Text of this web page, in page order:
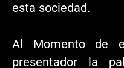
esta sociedad.
Al Momento de
presentador la